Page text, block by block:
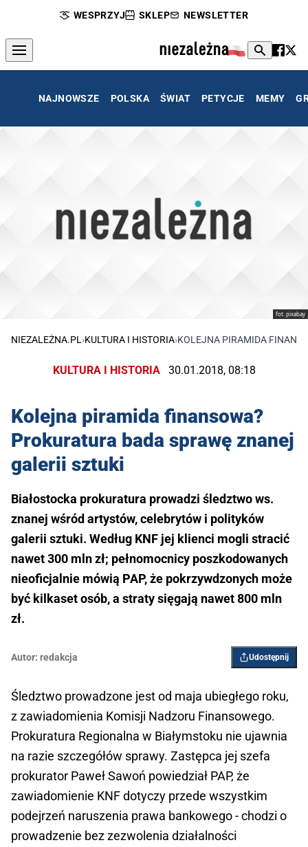
WESPRZYJ SKLEP NEWSLETTER
NAJNOWSZE POLSKA ŚWIAT PETYCJE MEMY
fot. pixabay
NIEZALEŻNA.PL ›KULTURA I HISTORIA›KOLEJNA PIRAMIDA
KULTURA I HISTORIA 30.01.2018, 08:18
Kolejna piramida finansowa?
Prokuratura bada sprawę znanej
galerii sztuki
Białostocka prokuratura prowadzi śledztwo ws.
znanej wśród artystów, celebrytów i polityków
galerii sztuki. Według KNF jej klienci mogli stracić
nawet 300 mln zł; pełnomocnicy poszkodowanych
nieoficjalnie mówią PAP, że pokrzywdzonych może
być kilkaset osób, a straty sięgają nawet 800 mln
zł.
Autor: redakcja Udostępnij
Śledztwo prowadzone jest od maja ubiegłego roku,
z zawiadomienia Komisji Nadzoru Finansowego.
Prokuratura Regionalna w Białymstoku nie ujawnia
na razie szczegółów sprawy. Zastępca jej szefa
prokurator Paweł Sawoń powiedział PAP, że
zawiadomienie KNF dotyczy przede wszystkim
podejrzeń naruszenia prawa bankowego - chodzi o
prowadzenie bez zezwolenia działalności